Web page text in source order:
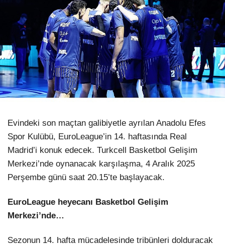
Facebook
Instagram
Youtube
Pinterest
Evindeki son maçtan galibiyetle ayrılan Anadolu Efes
Spor Kulübü, EuroLeague’in 14. haftasında Real
Madrid’i konuk edecek. Turkcell Basketbol Gelişim
Merkezi’nde oynanacak karşılaşma, 4 Aralık 2025
Perşembe günü saat 20.15’te başlayacak.
EuroLeague heyecanı Basketbol Gelişim
Merkezi’nde…
Sezonun 14. hafta mücadelesinde tribünleri dolduracak